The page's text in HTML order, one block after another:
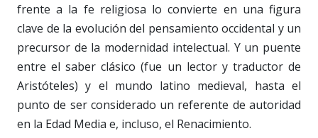
frente a la fe religiosa lo convierte en una figura
clave de la evolución del pensamiento occidental y un
precursor de la modernidad intelectual. Y un puente
entre el saber clásico (fue un lector y traductor de
Aristóteles) y el mundo latino medieval, hasta el
punto de ser considerado un referente de autoridad
en la Edad Media e, incluso, el Renacimiento.